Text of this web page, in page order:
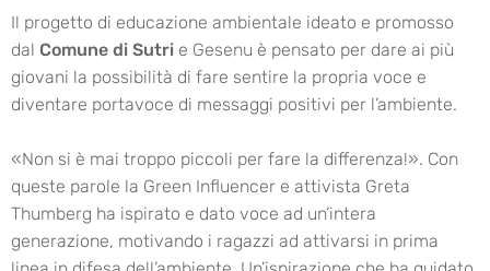
Il progetto di educazione ambientale ideato e promosso
dal Comune di Sutri e Gesenu è pensato per dare ai più
giovani la possibilità di fare sentire la propria voce e
diventare portavoce di messaggi positivi per l’ambiente.
«Non si è mai troppo piccoli per fare la differenza!». Con
queste parole la Green Influencer e attivista Greta
Thumberg ha ispirato e dato voce ad un’intera
generazione, motivando i ragazzi ad attivarsi in prima